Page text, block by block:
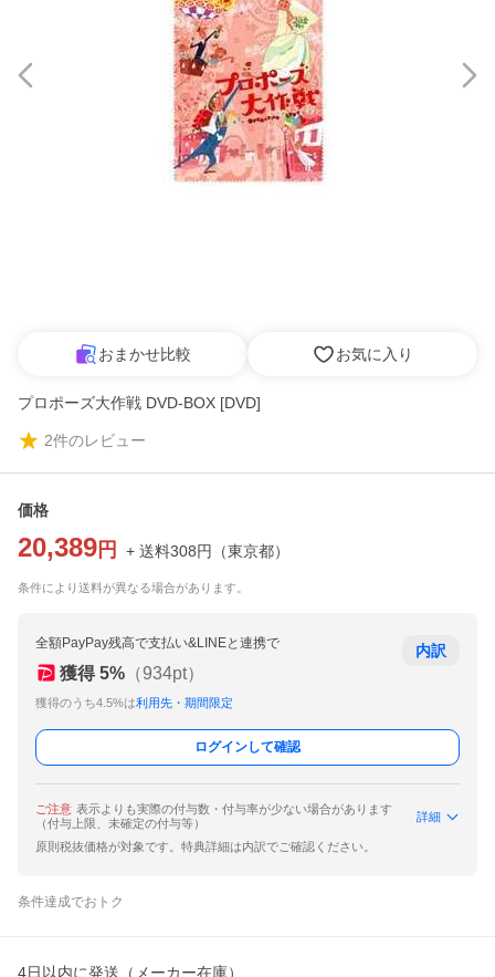
おまかせ比較 お気に入り
プロポーズ大作戦 DVD-BOX [DVD]
2件のレビュー
価格
20,389 円 + 送料308円 （東京都）
条件により送料が異なる場合があります。
全額PayPay残高で支払い&LINEと連携で
獲得 5% （934pt）
獲得のうち4.5%は利用先・期間限定
内訳
ログインして確認
ご注意 表示よりも実際の付与数・付与率が少ない場合があります
（付与上限、未確定の付与等）
詳細
原則税抜価格が対象です。特典詳細は内訳でご確認ください。
条件達成でおトク
4日以内に発送（メーカー在庫）